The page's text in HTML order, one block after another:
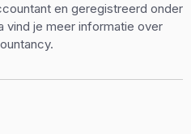
en geregistreerd onder
vind je meer informatie over